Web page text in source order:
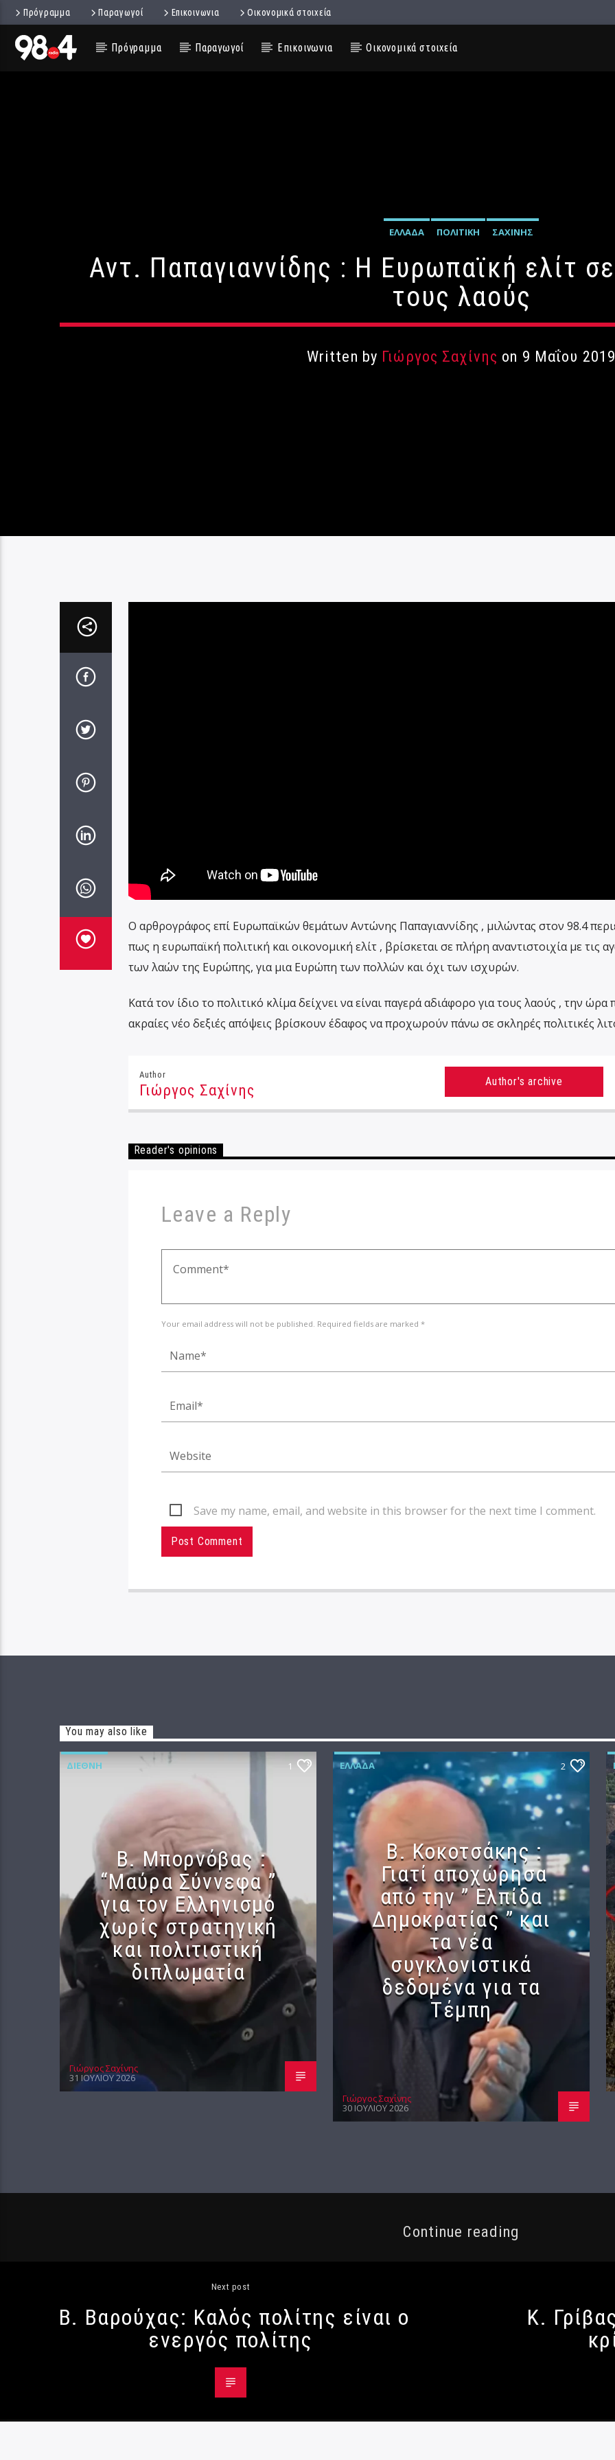
Πρόγραμμα Παραγωγοί Επικοινωνια Οικονομικά στοιχεία
Πρόγραμμα Παραγωγοί Επικοινωνια Οικονομικά στοιχεία
ΕΛΛΆΔΑ ΠΟΛΙΤΙΚΉ ΣΑΧΊΝΗΣ
Αντ. Παπαγιαννίδης : Η Ευρωπαϊκή ελίτ σε
τους λαούς
Written by Γιώργος Σαχίνης on 9 Μαΐου 2019
Ο αρθρογράφος επί Ευρωπαϊκών θεμάτων Αντώνης Παπαγιαννίδης , μιλώντας στον 98.4
πως η ευρωπαϊκή πολιτική και οικονομική ελίτ , βρίσκεται σε πλήρη αναντιστοιχία με τις
των λαών της Ευρώπης, για μια Ευρώπη των πολλών και όχι των ισχυρών.
Κατά τον ίδιο το πολιτικό κλίμα δείχνει να είναι παγερά αδιάφορο για τους λαούς , την ώρα
ακραίες νέο δεξιές απόψεις βρίσκουν έδαφος να προχωρούν πάνω σε σκληρές πολιτικές
Author
Γιώργος Σαχίνης Author's archive
Reader's opinions
Leave a Reply
Your email address will not be published. Required fields are marked *
Save my name, email, and website in this browser for the next time I comment.
You may also like
ΔΙΕΘΝΉ 1
B. Μπορνόβας :
“Μαύρα Σύννεφα ”
για τον Ελληνισμό
χωρίς στρατηγική
και πολιτιστική
διπλωματία
Γιώργος Σαχίνης
31 ΙΟΥΛΊΟΥ 2026
ΕΛΛΆΔΑ 2
Β. Κοκοτσάκης :
Γιατί αποχώρησα
από την ” Ελπίδα
Δημοκρατίας ” και
τα νέα
συγκλονιστικά
δεδομένα για τα
Τέμπη
Γιώργος Σαχίνης
30 ΙΟΥΛΊΟΥ 2026
Continue reading
Next post
Β. Βαρούχας: Καλός πολίτης είναι ο
ενεργός πολίτης
Κ.